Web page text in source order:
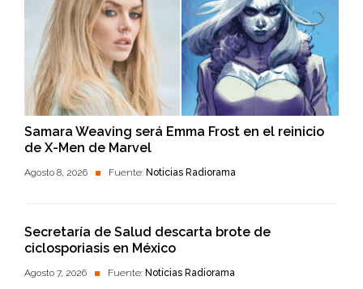
Samara Weaving será Emma Frost en el reinicio
de X-Men de Marvel
Agosto 8, 2026 Fuente: Noticias Radiorama
Secretaría de Salud descarta brote de
ciclosporiasis en México
Agosto 7, 2026 Fuente: Noticias Radiorama